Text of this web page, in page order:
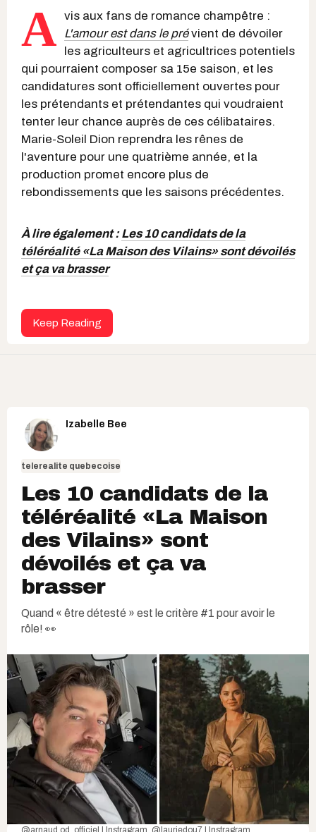
A vis aux fans de romance champêtre :
L'amour est dans le prévient de dévoiler
les agriculteurs et agricultrices potentiels
qui pourraient composer sa 15e saison, et les
candidatures sont officiellement ouvertes pour
les prétendants et prétendantes qui voudraient
tenter leur chance auprès de ces célibataires.
Marie-Soleil Dion reprendra les rênes de
l'aventure pour une quatrième année, et la
production promet encore plus de
rebondissements que les saisons précédentes.
À lire également :Les 10 candidats de la
téléréalité «La Maison des Vilains» sont dévoilés
et ça va brasser
Keep Reading
Izabelle Bee
telerealite quebecoise
Les 10 candidats de la
téléréalité «La Maison
des Vilains» sont
dévoilés et ça va
brasser
Quand « être détesté » est le critère #1 pour avoir le
rôle! 👀
@arnaud.od_officiel | Instragram, @lauriedou7 | Instragram